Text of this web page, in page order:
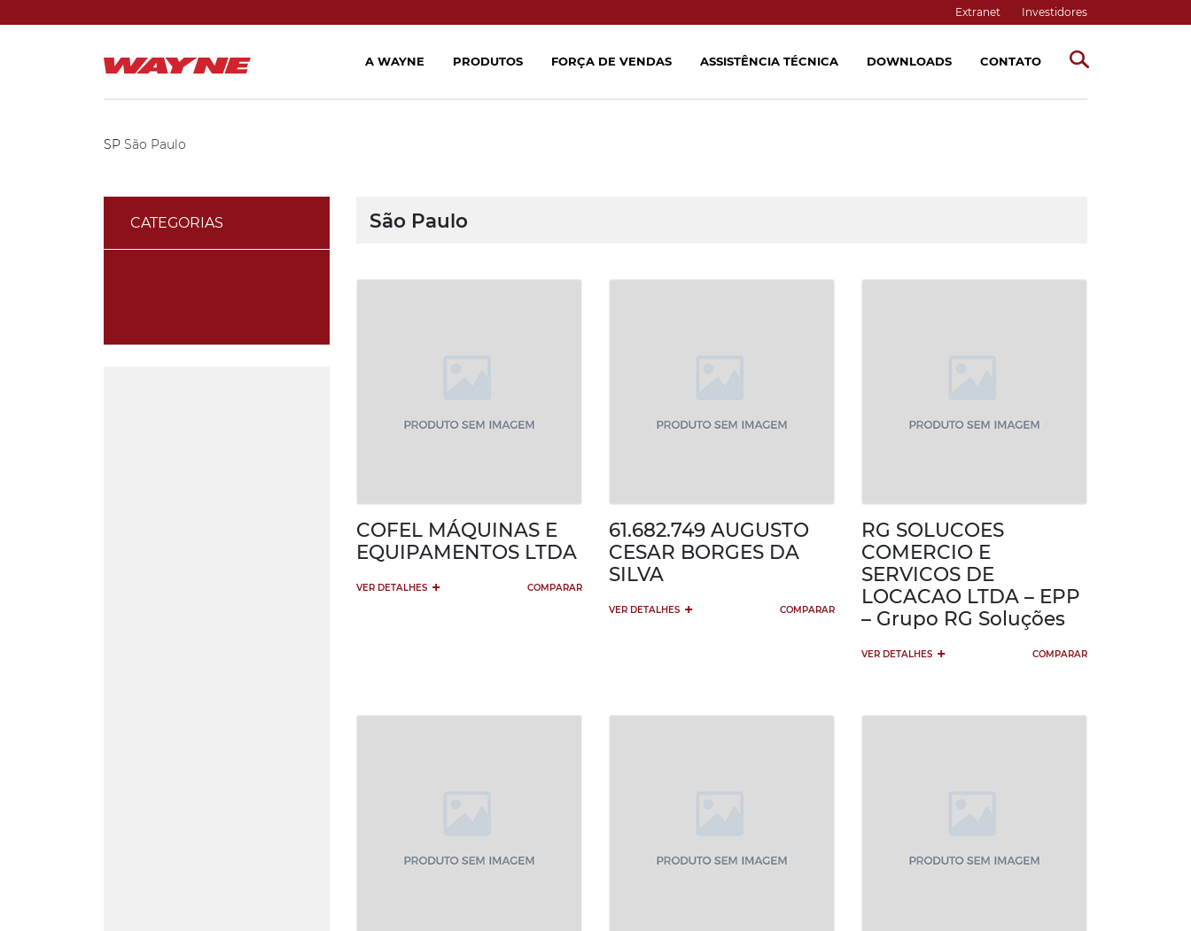
Extranet Investidores
SP São Paulo
CATEGORIAS São Paulo
COFEL MÁQUINAS E
EQUIPAMENTOS LTDA
VER DETALHES + COMPARAR
61.682.749 AUGUSTO
CESAR BORGES DA
SILVA
VER DETALHES + COMPARAR
RG SOLUCOES
COMERCIO E
SERVICOS DE
LOCACAO LTDA – EPP
– Grupo RG Soluções
VER DETALHES + COMPARAR
A WAYNE PRODUTOS FORÇA DE VENDAS ASSISTÊNCIA TÉCNICA DOWNLOADS CONTATO